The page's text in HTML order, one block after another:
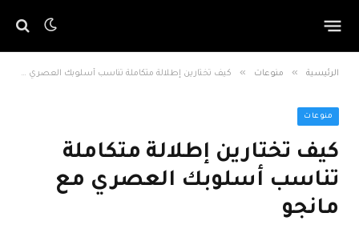
الرئيسية » منوعات » كيف تختارين إطلالة متكاملة تناسب أسلوبك العصري مع مانجو
منوعات
كيف تختارين إطلالة متكاملة
تناسب أسلوبك العصري مع
مانجو